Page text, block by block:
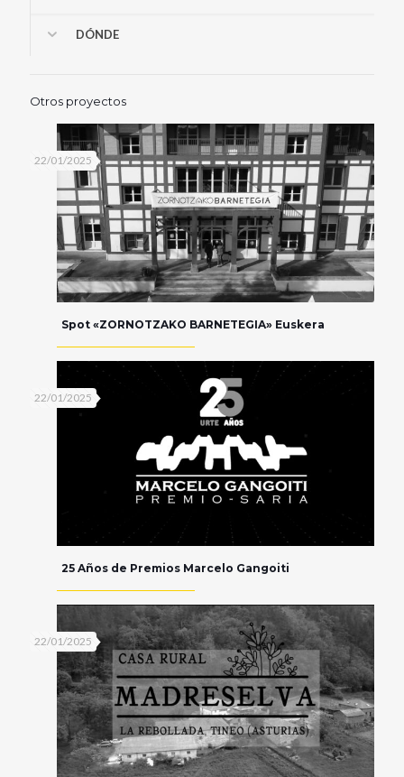
DÓNDE
Otros proyectos
22/01/2025
Spot «ZORNOTZAKO BARNETEGIA» Euskera
22/01/2025
25 Años de Premios Marcelo Gangoiti
22/01/2025